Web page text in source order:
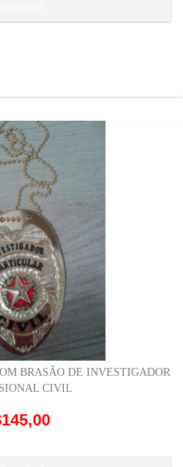
BRASÃO DE INVESTIGADOR
CIVIL